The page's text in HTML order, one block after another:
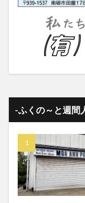
-ふくの～と週間